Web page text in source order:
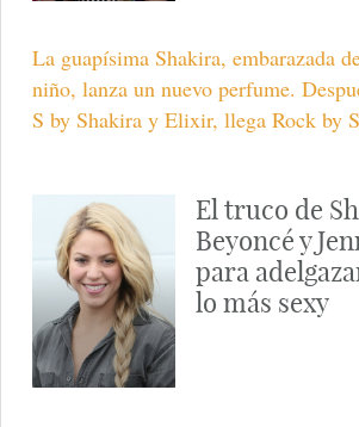
La guapísima Shakira, embarazada
niño, lanza un nuevo perfume.
S by Shakira y Elixir, llega Rock by
El truco de
Beyoncé y
para
lo más sexy